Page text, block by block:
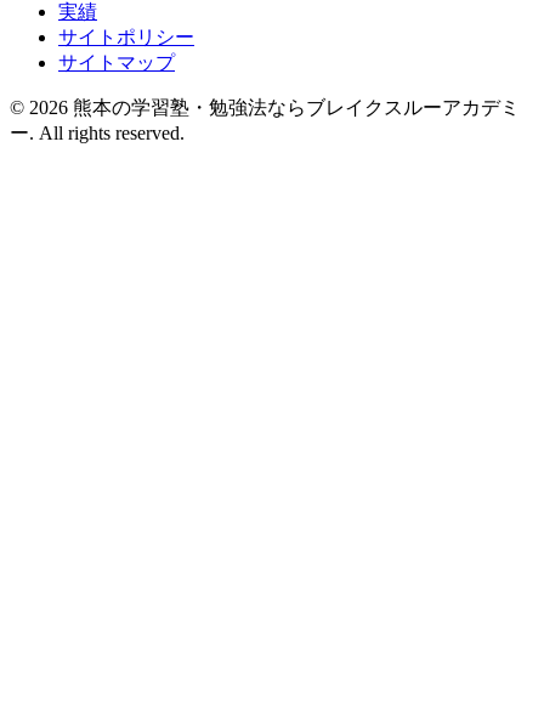
実績
サイトポリシー
サイトマップ
© 2026 熊本の学習塾・勉強法ならブレイクスルーアカデミ
ー. All rights reserved.